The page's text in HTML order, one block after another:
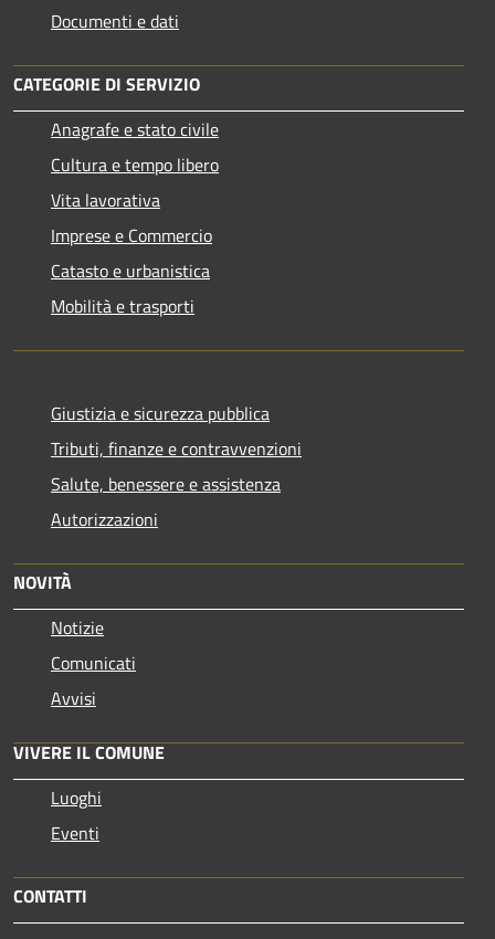
Documenti e dati
CATEGORIE DI SERVIZIO
Anagrafe e stato civile
Cultura e tempo libero
Vita lavorativa
Imprese e Commercio
Catasto e urbanistica
Mobilità e trasporti
Giustizia e sicurezza pubblica
Tributi, finanze e contravvenzioni
Salute, benessere e assistenza
Autorizzazioni
NOVITÀ
Notizie
Comunicati
Avvisi
VIVERE IL COMUNE
Luoghi
Eventi
CONTATTI